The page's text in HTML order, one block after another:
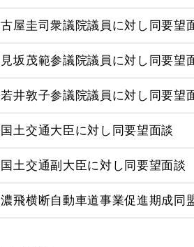
古屋圭司衆議院議員に対し同要望
見坂茂範参議院議員に対し同要望
若井敦子参議院議員に対し同要望
国土交通大臣に対し同要望面談
国土交通副大臣に対し同要望面談
濃飛横断自動車道事業促進期成同